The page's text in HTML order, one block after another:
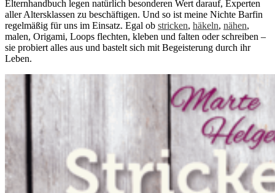
Elternhandbuch legen natürlich besonderen Wert darauf, Experten
aller Altersklassen zu beschäftigen. Und so ist meine Nichte Barfin
regelmäßig für uns im Einsatz. Egal ob stricken, häkeln, nähen,
malen, Origami, Loops flechten, kleben und falten oder schreiben –
sie probiert alles aus und bastelt sich mit Begeisterung durch ihr
Leben.